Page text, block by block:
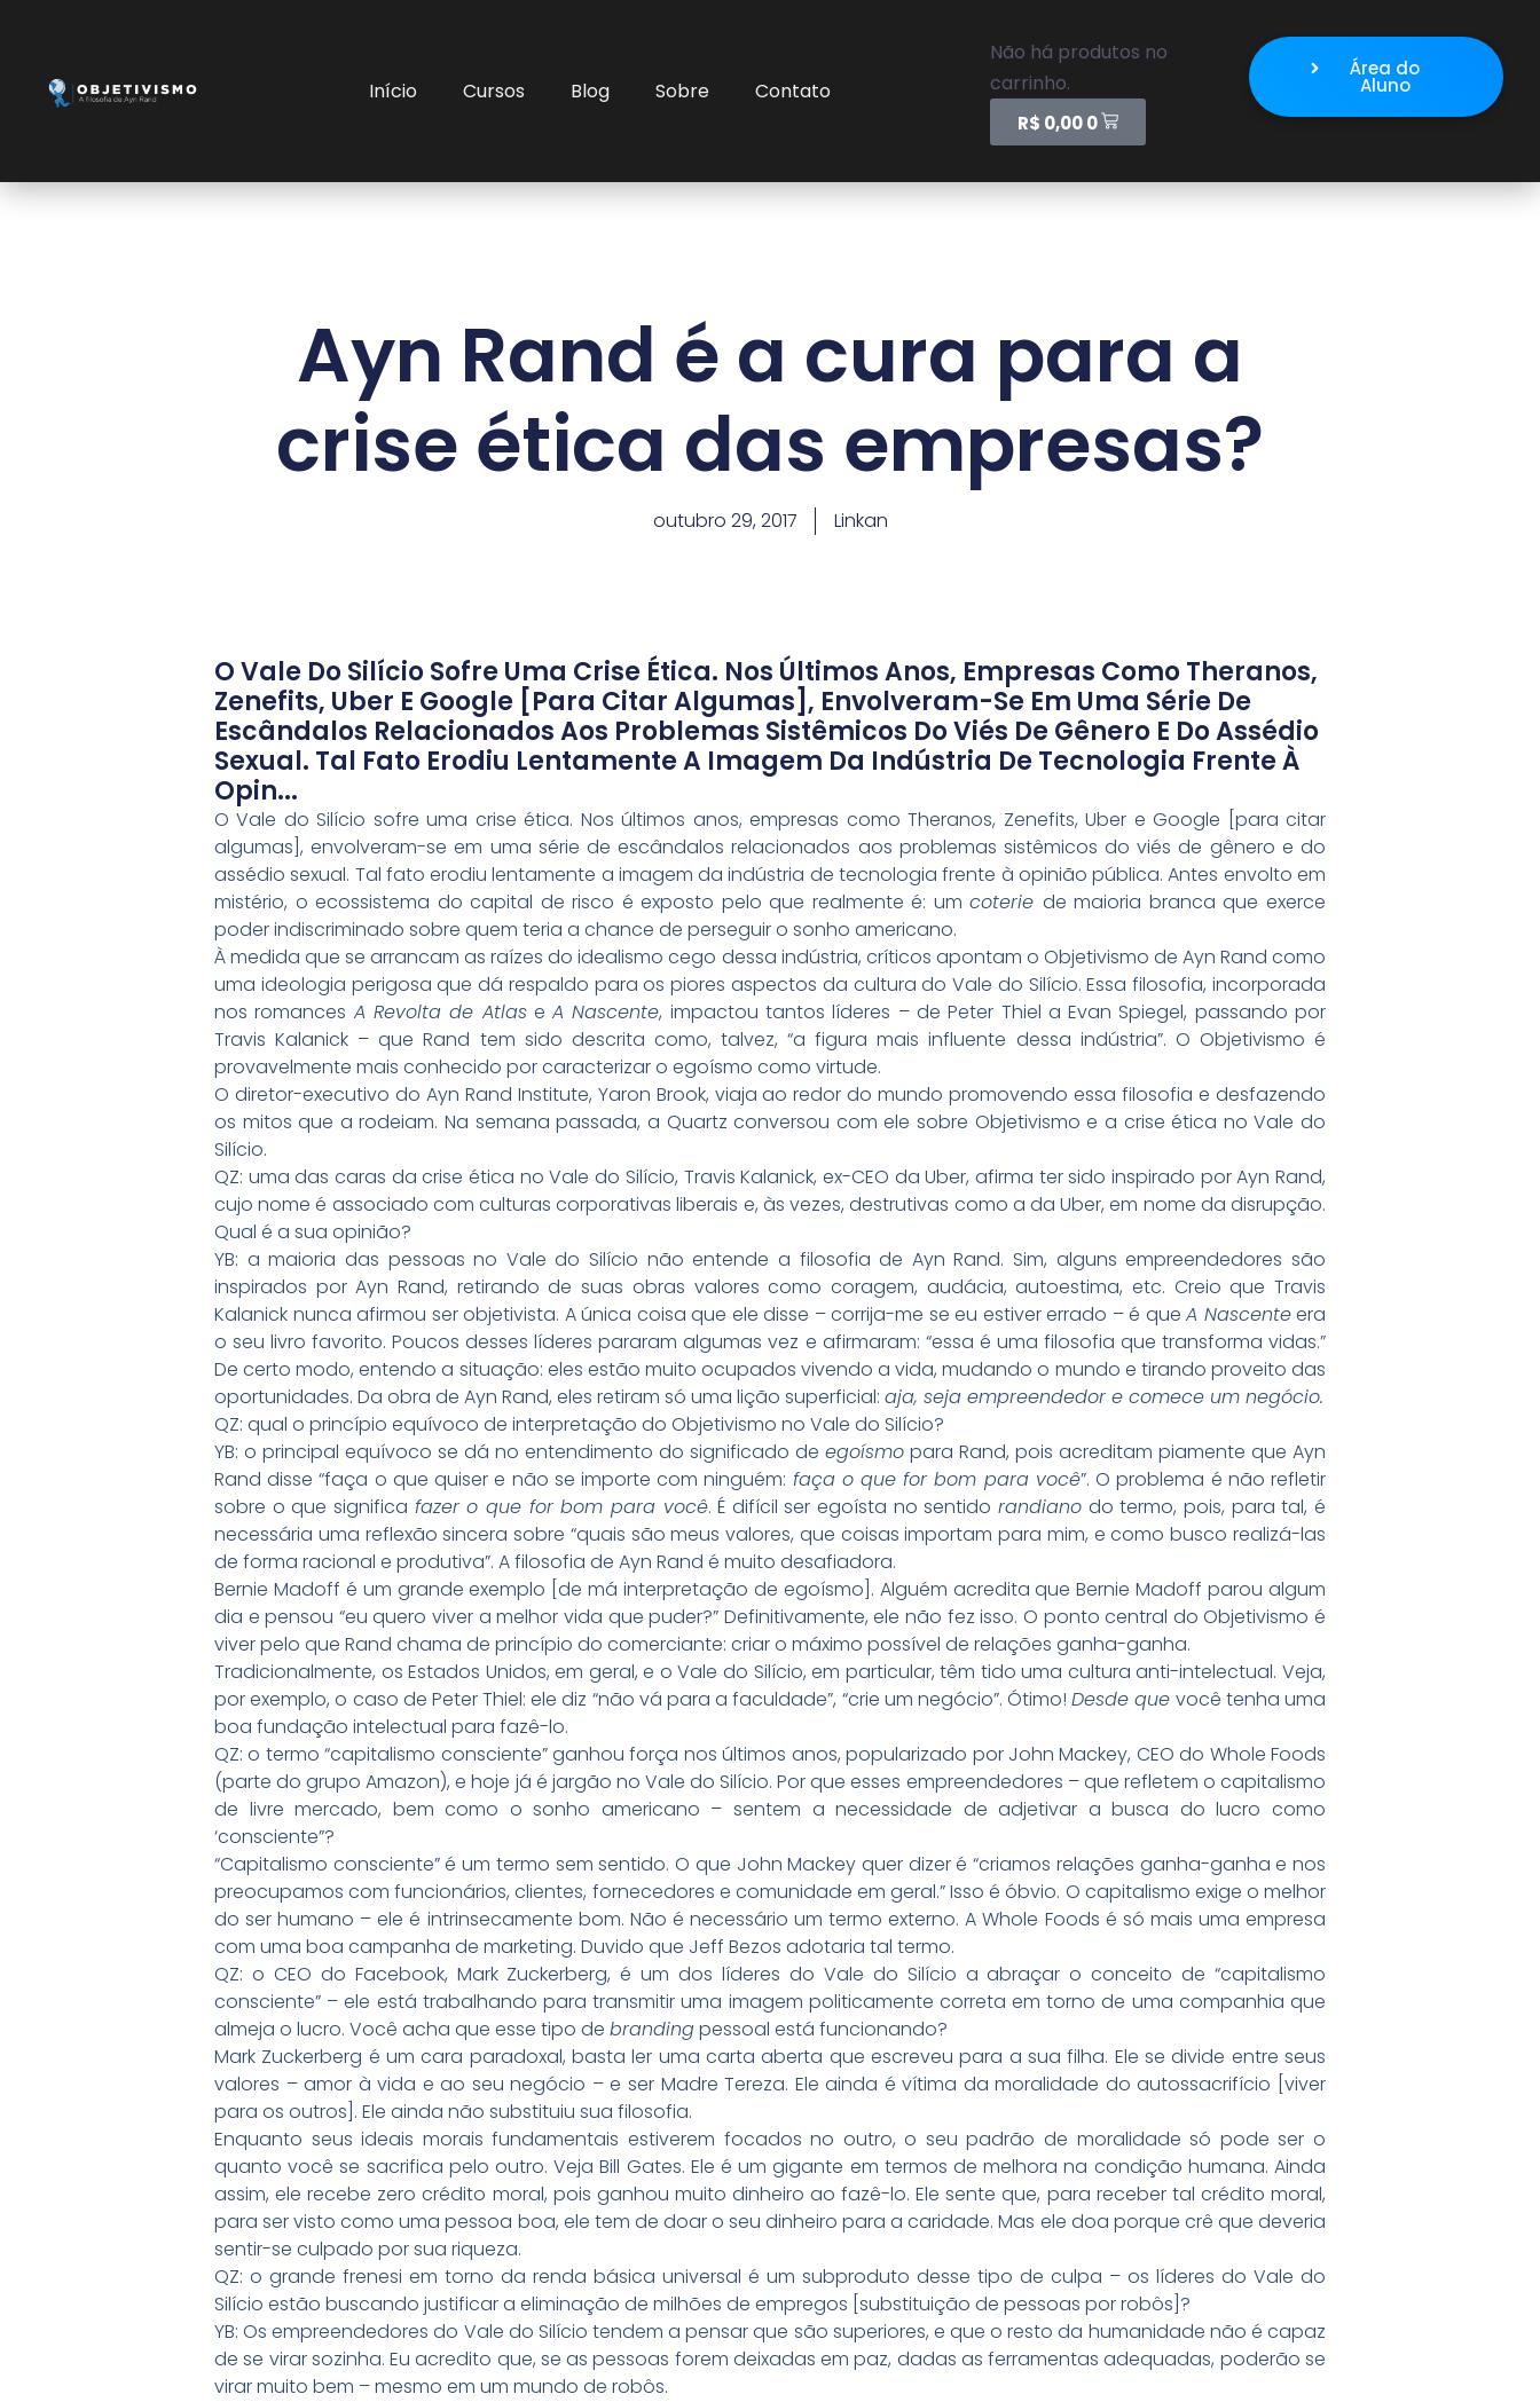
Início Cursos Blog Sobre Contato
Não há produtos no
carrinho.
R$ 0,000
Área do
Aluno
Ayn Rand é a cura para a
crise ética das empresas?
outubro 29, 2017 Linkan
O Vale Do Silício Sofre Uma Crise Ética. Nos Últimos Anos, Empresas Como Theranos,
Zenefits, Uber E Google [para Citar Algumas], Envolveram-Se Em Uma Série De
Escândalos Relacionados Aos Problemas Sistêmicos Do Viés De Gênero E Do Assédio
Sexual. Tal Fato Erodiu Lentamente A Imagem Da Indústria De Tecnologia Frente À
Opin...
O Vale do Silício sofre uma crise ética. Nos últimos anos, empresas como Theranos, Zenefits, Uber e Google [para citar
algumas], envolveram-se em uma série de escândalos relacionados aos problemas sistêmicos do viés de gênero e do
assédio sexual. Tal fato erodiu lentamente a imagem da indústria de tecnologia frente à opinião pública. Antes envolto em
mistério, o ecossistema do capital de risco é exposto pelo que realmente é: umcoterie de maioria branca que exerce
poder indiscriminado sobre quem teria a chance de perseguir o sonho americano.
À medida que se arrancam as raízes do idealismo cego dessa indústria, críticos apontam o Objetivismo de Ayn Rand como
uma ideologia perigosa que dá respaldo para os piores aspectos da cultura do Vale do Silício. Essa filosofia, incorporada
nos romances A Revolta de AtlaseA Nascente, impactou tantos líderes – de Peter Thiel a Evan Spiegel, passando por
Travis Kalanick – que Rand tem sido descrita como, talvez, “a figura mais influente dessa indústria”. O Objetivismo é
provavelmente mais conhecido por caracterizar o egoísmo como virtude.
O diretor-executivo do Ayn Rand Institute, Yaron Brook, viaja ao redor do mundo promovendo essa filosofia e desfazendo
os mitos que a rodeiam. Na semana passada, a Quartz conversou com ele sobre Objetivismo e a crise ética no Vale do
Silício.
QZ: uma das caras da crise ética no Vale do Silício, Travis Kalanick, ex-CEO da Uber, afirma ter sido inspirado por Ayn Rand,
cujo nome é associado com culturas corporativas liberais e, às vezes, destrutivas como a da Uber, em nome da disrupção.
Qual é a sua opinião?
YB: a maioria das pessoas no Vale do Silício não entende a filosofia de Ayn Rand. Sim, alguns empreendedores são
inspirados por Ayn Rand, retirando de suas obras valores como coragem, audácia, autoestima, etc. Creio que Travis
Kalanick nunca afirmou ser objetivista. A única coisa que ele disse – corrija-me se eu estiver errado – é que A Nascenteera
o seu livro favorito. Poucos desses líderes pararam algumas vez e afirmaram: “essa é uma filosofia que transforma vidas.”
De certo modo, entendo a situação: eles estão muito ocupados vivendo a vida, mudando o mundo e tirando proveito das
oportunidades. Da obra de Ayn Rand, eles retiram só uma lição superficial: aja, seja empreendedor e comece um negócio.
QZ: qual o princípio equívoco de interpretação do Objetivismo no Vale do Silício?
YB: o principal equívoco se dá no entendimento do significado de egoísmo para Rand, pois acreditam piamente que Ayn
Rand disse “faça o que quiser e não se importe com ninguém: faça o que for bom para você”. O problema é não refletir
sobre o que significa fazer o que for bom para você. É difícil ser egoísta no sentidorandiano do termo, pois, para tal, é
necessária uma reflexão sincera sobre “quais são meus valores, que coisas importam para mim, e como busco realizá-las
de forma racional e produtiva”. A filosofia de Ayn Rand é muito desafiadora.
Bernie Madoff é um grande exemplo [de má interpretação de egoísmo]. Alguém acredita que Bernie Madoff parou algum
dia e pensou “eu quero viver a melhor vida que puder?” Definitivamente, ele não fez isso. O ponto central do Objetivismo é
viver pelo que Rand chama de princípio do comerciante: criar o máximo possível de relações ganha-ganha.
Tradicionalmente, os Estados Unidos, em geral, e o Vale do Silício, em particular, têm tido uma cultura anti-intelectual. Veja,
por exemplo, o caso de Peter Thiel: ele diz “não vá para a faculdade”, “crie um negócio”. Ótimo!Desde que você tenha uma
boa fundação intelectual para fazê-lo.
QZ: o termo “capitalismo consciente” ganhou força nos últimos anos, popularizado por John Mackey, CEO do Whole Foods
(parte do grupo Amazon), e hoje já é jargão no Vale do Silício. Por que esses empreendedores – que refletem o capitalismo
de livre mercado, bem como o sonho americano – sentem a necessidade de adjetivar a busca do lucro como
‘consciente”?
“Capitalismo consciente” é um termo sem sentido. O que John Mackey quer dizer é “criamos relações ganha-ganha e nos
preocupamos com funcionários, clientes, fornecedores e comunidade em geral.” Isso é óbvio. O capitalismo exige o melhor
do ser humano – ele é intrinsecamente bom. Não é necessário um termo externo. A Whole Foods é só mais uma empresa
com uma boa campanha de marketing. Duvido que Jeff Bezos adotaria tal termo.
QZ: o CEO do Facebook, Mark Zuckerberg, é um dos líderes do Vale do Silício a abraçar o conceito de “capitalismo
consciente” – ele está trabalhando para transmitir uma imagem politicamente correta em torno de uma companhia que
almeja o lucro. Você acha que esse tipo de brandingpessoal está funcionando?
Mark Zuckerberg é um cara paradoxal, basta ler uma carta aberta que escreveu para a sua filha. Ele se divide entre seus
valores – amor à vida e ao seu negócio – e ser Madre Tereza. Ele ainda é vítima da moralidade do autossacrifício [viver
para os outros]. Ele ainda não substituiu sua filosofia.
Enquanto seus ideais morais fundamentais estiverem focados no outro, o seu padrão de moralidade só pode ser o
quanto você se sacrifica pelo outro. Veja Bill Gates. Ele é um gigante em termos de melhora na condição humana. Ainda
assim, ele recebe zero crédito moral, pois ganhou muito dinheiro ao fazê-lo. Ele sente que, para receber tal crédito moral,
para ser visto como uma pessoa boa, ele tem de doar o seu dinheiro para a caridade. Mas ele doa porque crê que deveria
sentir-se culpado por sua riqueza.
QZ: o grande frenesi em torno da renda básica universal é um subproduto desse tipo de culpa – os líderes do Vale do
Silício estão buscando justificar a eliminação de milhões de empregos [substituição de pessoas por robôs]?
YB: Os empreendedores do Vale do Silício tendem a pensar que são superiores, e que o resto da humanidade não é capaz
de se virar sozinha. Eu acredito que, se as pessoas forem deixadas em paz, dadas as ferramentas adequadas, poderão se
virar muito bem – mesmo em um mundo de robôs.